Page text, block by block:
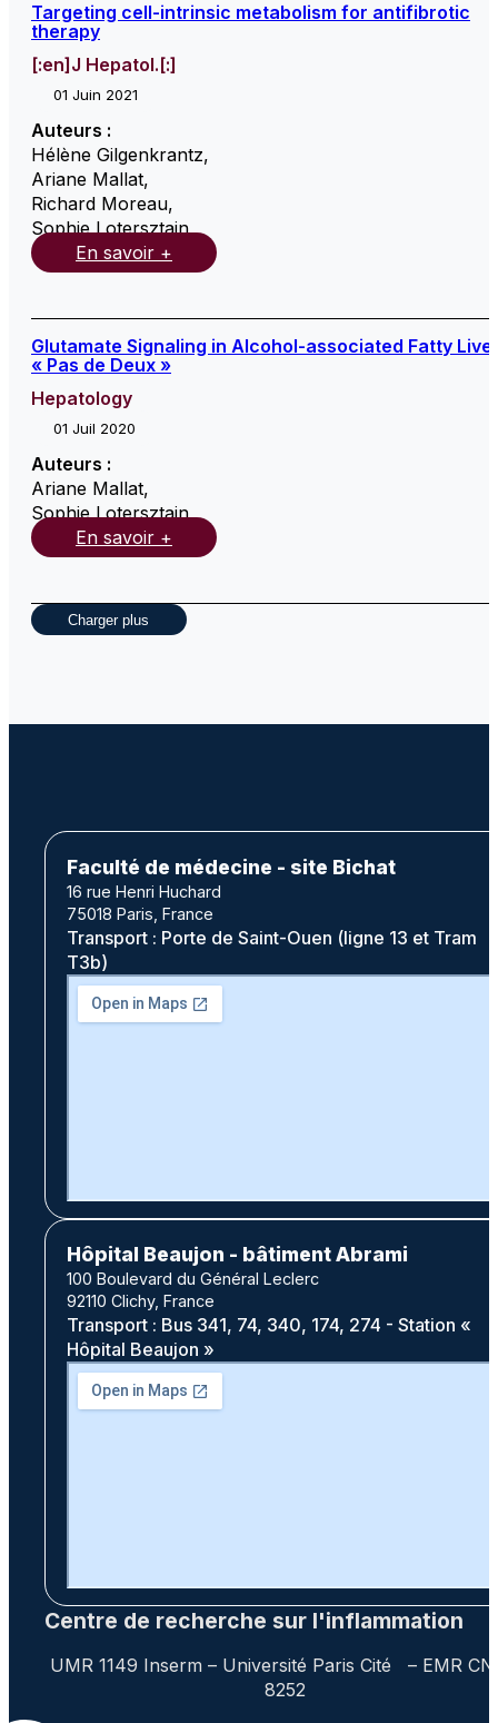
Targeting cell-intrinsic metabolism for antifibrotic
therapy
[:en]J Hepatol.[:]
01 Juin 2021
Auteurs :
Hélène Gilgenkrantz,
Ariane Mallat,
Richard Moreau,
Sophie Lotersztajn,
En savoir +
Glutamate Signaling in Alcohol-associated Fatty
« Pas de Deux »
Hepatology
01 Juil 2020
Auteurs :
Ariane Mallat,
Sophie Lotersztajn,
En savoir +
Charger plus
Faculté de médecine - site Bichat
16 rue Henri Huchard
75018 Paris, France
Transport : Porte de Saint-Ouen (ligne 13 et Tram
T3b)
Hôpital Beaujon - bâtiment Abrami
100 Boulevard du Général Leclerc
92110 Clichy, France
Transport : Bus 341, 74, 340, 174, 274 - Station «
Hôpital Beaujon »
Centre de recherche sur l'inflammation
UMR 1149 Inserm – Université Paris Cité – EMR
8252